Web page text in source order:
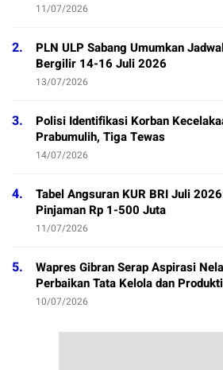
11/07/2026
2.
PLN ULP Sabang Umumkan
Bergilir 14-16 Juli 2026
13/07/2026
3.
Polisi Identifikasi Korban
Prabumulih, Tiga Tewas
14/07/2026
4.
Tabel Angsuran KUR BRI Juli
Pinjaman Rp 1-500 Juta
11/07/2026
5.
Wapres Gibran Serap Aspirasi
Perbaikan Tata Kelola dan
10/07/2026